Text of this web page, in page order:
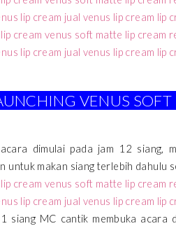
VENUS
dimulai pada jam 12 siang,
untuk makan siang terlebih dahulu
siang MC cantik membuka acara